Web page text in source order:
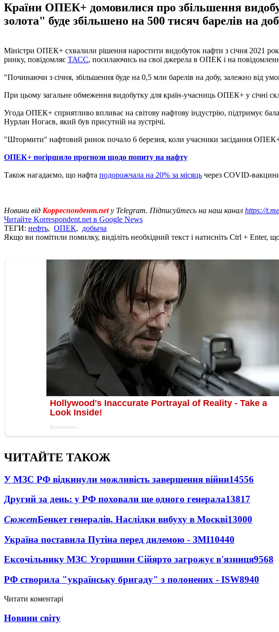
Країни ОПЕК+ домовилися про збільшення
золота" буде збільшено на 500 тисяч барелів на
Міністри ОПЕК+ схвалили рішення наростити видобуток нафти з січня 2021
ринку, повідомляє ТАСС, посилаючись на свої джерела в ОПЕК і на
"Починаючи з січня, збільшення буде на 0,5 млн барелів на добу, залежно від
При цьому загальне обмеження видобутку для країн-учасниць ОПЕК+ у січні
Угода ОПЕК+ сприятливо впливає на світову нафтову індустрію, підтримує
Нурлан Ногаєв, який був присутній на зустрічі.
"Штормити" нафтовий ринок почало 6 березня, коли учасники засідання
ОПЕК+ погіршило прогнози щодо попиту на нафту
Також нагадаємо, що нафта подорожчала на 20% за місяць через COVID-
Новини від Корреспондент.netу Telegram. Підписуйтесь на наш канал https://
Читайте Korrespondent.net в Google News
ТЕГИ: нефть, ОПЕК, добыча
Якщо ви помітили помилку, виділіть необхідний текст і натисніть Ctrl + Enter,
ЧИТАЙТЕ ТАКОЖ
У МЗС РФ відкинули можливість завершення війни14556
Другий за день: у РФ поховали ще одного генерала13817
СюжетБенкет генералів. Наслідки вибуху в Москві13000
Україна поставила Путіна перед дилемою - ЗМІ10440
Ексочільнику МЗС Угорщини Сійярто загрожує в'язниця9568
РФ створила "українську бригаду" з полонених - ISW8940
Читати коментарі
Новини світу